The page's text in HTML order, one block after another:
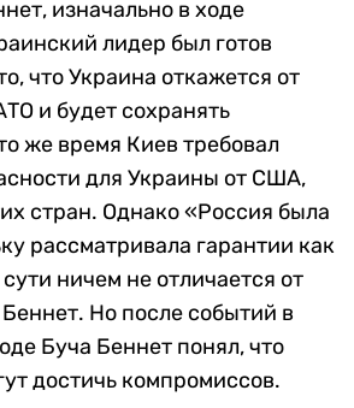
изначально в ходе
лидер был готов
что Украина откажется от
и будет сохранять
же время Киев требовал
для Украины от США,
стран. Однако «Россия была
рассматривала гарантии как
ничем не отличается от
Но после событий в
Буча Беннет понял, что
достичь компромиссов.